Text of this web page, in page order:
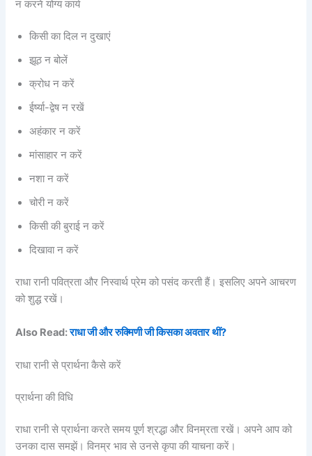
न करने योग्य कार्य
किसी का दिल न दुखाएं
झूठ न बोलें
क्रोध न करें
ईर्ष्या-द्वेष न रखें
अहंकार न करें
मांसाहार न करें
नशा न करें
चोरी न करें
किसी की बुराई न करें
दिखावा न करें
राधा रानी पवित्रता और निस्वार्थ प्रेम को पसंद करती हैं। इसलिए अपने आचरण
को शुद्ध रखें।
Also Read:राधा जी और रुक्मिणी जी किसका अवतार थीं?
राधा रानी से प्रार्थना कैसे करें
प्रार्थना की विधि
राधा रानी से प्रार्थना करते समय पूर्ण श्रद्धा और विनम्रता रखें। अपने आप को
उनका दास समझें। विनम्र भाव से उनसे कृपा की याचना करें।